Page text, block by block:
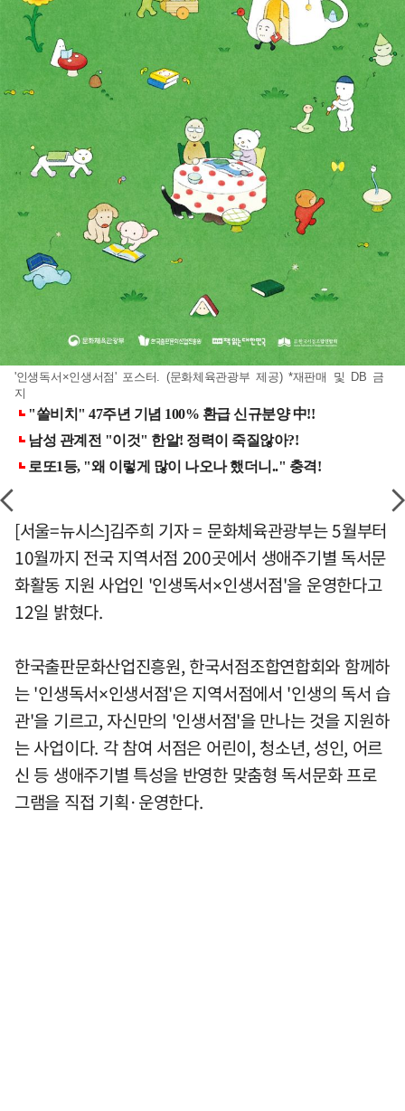
'인생독서×인생서점' 포스터. (문화체육관광부 제공) *재판매 및 DB 금
지
[서울=뉴시스]김주희 기자 = 문화체육관광부는 5월부터
10월까지 전국 지역서점 200곳에서 생애주기별 독서문
화활동 지원 사업인 '인생독서×인생서점'을 운영한다고
12일 밝혔다.
한국출판문화산업진흥원, 한국서점조합연합회와 함께하
는 '인생독서×인생서점'은 지역서점에서 '인생의 독서 습
관'을 기르고, 자신만의 '인생서점'을 만나는 것을 지원하
는 사업이다. 각 참여 서점은 어린이, 청소년, 성인, 어르
신 등 생애주기별 특성을 반영한 맞춤형 독서문화 프로
그램을 직접 기획·운영한다.